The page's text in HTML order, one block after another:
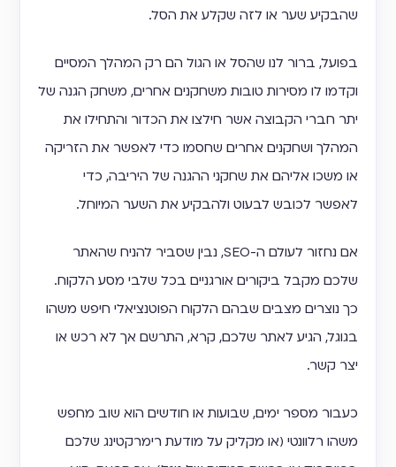
שהבקיע שער או לזה שקלע את הסל.
בפועל, ברור לנו שהסל או הגול הם רק המהלך המסיים
וקדמו לו מסירות טובות משחקנים אחרים, משחק הגנה של
יתר חברי הקבוצה אשר חילצו את הכדור והתחילו את
המהלך ושחקנים אחרים שחסמו כדי לאפשר את הזריקה
או משכו אליהם את שחקני ההגנה של היריבה, כדי
לאפשר לכובש לבעוט ולהבקיע את השער המיוחל.
אם נחזור לעולם ה-SEO, נבין שסביר להניח שהאתר
שלכם מקבל ביקורים אורגניים בכל שלבי מסע הלקוח.
כך נוצרים מצבים שבהם הלקוח הפוטנציאלי חיפש משהו
בגוגל, הגיע לאתר שלכם, קרא, התרשם אך לא רכש או
יצר קשר.
כעבור מספר ימים, שבועות או חודשים הוא שוב מחפש
משהו רלוונטי (או מקליק על מודעת רימרקטינג שלכם